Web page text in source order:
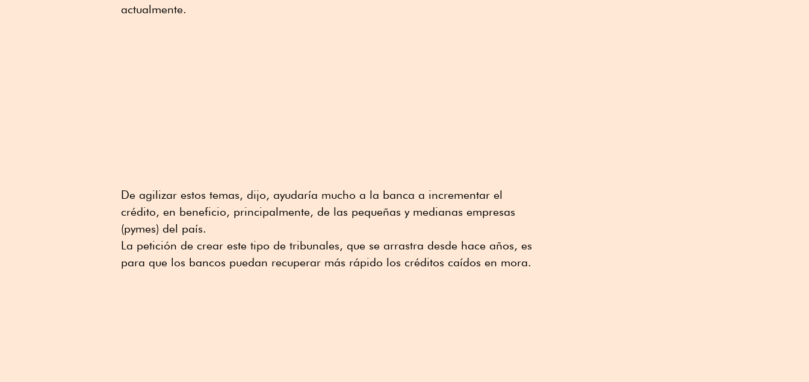
actualmente.
De agilizar estos temas, dijo, ayudaría mucho a la banca a incrementar el
crédito, en beneficio, principalmente, de las pequeñas y medianas empresas
(pymes) del país.
La petición de crear este tipo de tribunales, que se arrastra desde hace años, es
para que los bancos puedan recuperar más rápido los créditos caídos en mora.